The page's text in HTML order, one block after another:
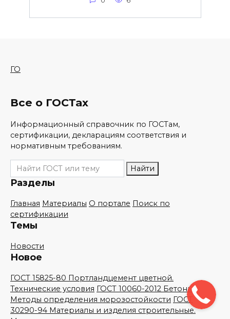
ГО
Все о ГОСТах
Информационный справочник по ГОСТам,
сертификации, декларациям соответствия и
нормативным требованиям.
Поиск
по
сайту
Найти
Разделы
Главная Материалы О портале Поиск по
сертификации
Темы
Новости
Новое
ГОСТ 15825-80 Портландцемент цветной.
Технические условия ГОСТ 10060-2012 Бетоны.
Методы определения морозостойкости ГОСТ
30290-94 Материалы и изделия строительные.